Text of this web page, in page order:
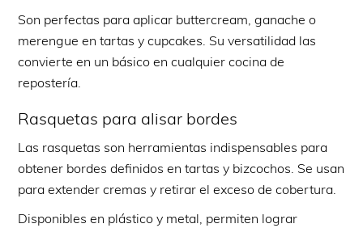
Son perfectas para aplicar buttercream, ganache o
merengue en tartas y cupcakes. Su versatilidad las
convierte en un básico en cualquier cocina de
repostería.
Rasquetas para alisar bordes
Las rasquetas son herramientas indispensables para
obtener bordes definidos en tartas y bizcochos. Se usan
para extender cremas y retirar el exceso de cobertura.
Disponibles en plástico y metal, permiten lograr